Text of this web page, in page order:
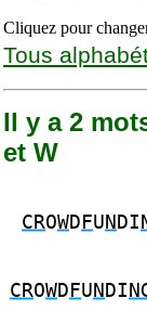
Cliquez pour
Tous
Il y a 2
et W
CROWD FU N DI
CROWD FU N DI